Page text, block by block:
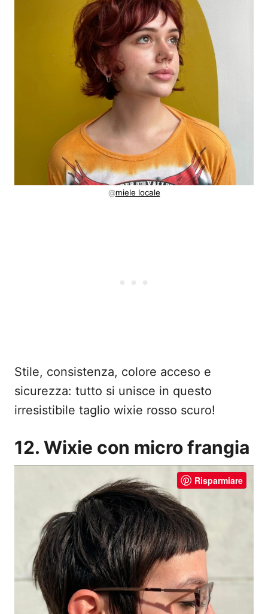
@miele locale
Stile, consistenza, colore acceso e
sicurezza: tutto si unisce in questo
irresistibile taglio wixie rosso scuro!
12. Wixie con micro frangia
Risparmiare